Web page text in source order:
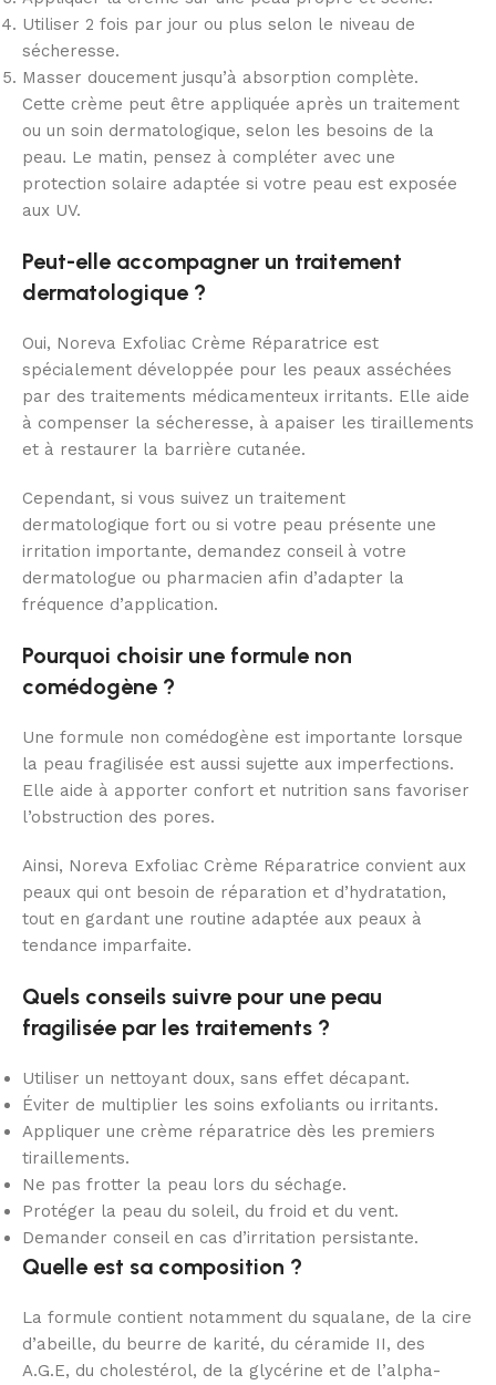
Utiliser 2 fois par jour ou plus selon le niveau de
sécheresse.
Masser doucement jusqu’à absorption complète.
Cette crème peut être appliquée après un traitement
ou un soin dermatologique, selon les besoins de la
peau. Le matin, pensez à compléter avec une
protection solaire adaptée si votre peau est exposée
aux UV.
Peut-elle accompagner un traitement
dermatologique ?
Oui, Noreva Exfoliac Crème Réparatrice est
spécialement développée pour les peaux asséchées
par des traitements médicamenteux irritants. Elle aide
à compenser la sécheresse, à apaiser les tiraillements
et à restaurer la barrière cutanée.
Cependant, si vous suivez un traitement
dermatologique fort ou si votre peau présente une
irritation importante, demandez conseil à votre
dermatologue ou pharmacien afin d’adapter la
fréquence d’application.
Pourquoi choisir une formule non
comédogène ?
Une formule non comédogène est importante lorsque
la peau fragilisée est aussi sujette aux imperfections.
Elle aide à apporter confort et nutrition sans favoriser
l’obstruction des pores.
Ainsi, Noreva Exfoliac Crème Réparatrice convient aux
peaux qui ont besoin de réparation et d’hydratation,
tout en gardant une routine adaptée aux peaux à
tendance imparfaite.
Quels conseils suivre pour une peau
fragilisée par les traitements ?
Utiliser un nettoyant doux, sans effet décapant.
Éviter de multiplier les soins exfoliants ou irritants.
Appliquer une crème réparatrice dès les premiers
tiraillements.
Ne pas frotter la peau lors du séchage.
Protéger la peau du soleil, du froid et du vent.
Demander conseil en cas d’irritation persistante.
Quelle est sa composition ?
La formule contient notamment du squalane, de la cire
d’abeille, du beurre de karité, du céramide II, des
A.G.E, du cholestérol, de la glycérine et de l’alpha-